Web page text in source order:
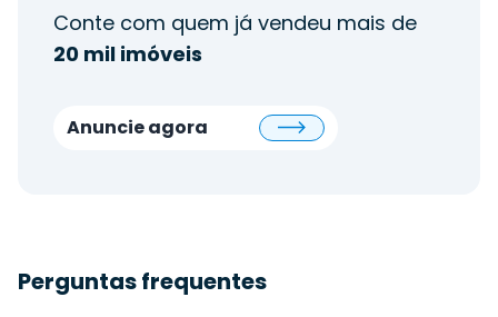
Conte com quem já vendeu mais de
20 mil imóveis
Anuncie agora
Perguntas frequentes